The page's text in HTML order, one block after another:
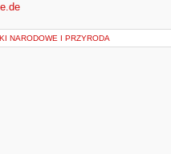
NARODOWE I PRZYRODA